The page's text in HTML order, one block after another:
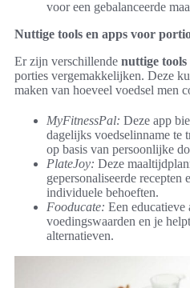
voor een gebalanceerde
Nuttige tools en apps voor
Er zijn verschillende nuttige tools
porties vergemakkelijken. Deze
maken van hoeveel voedsel men
MyFitnessPal: Deze app
dagelijks voedselinname te
op basis van persoonlijke
PlateJoy: Deze
gepersonaliseerde recepten
individuele behoeften.
Fooducate: Een
voedingswaarden en je
alternatieven.